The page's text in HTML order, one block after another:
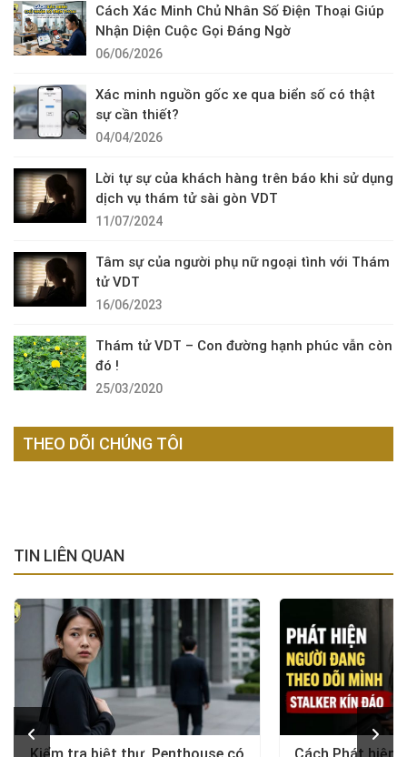
Cách Xác Minh Chủ Nhân Số Điện Thoại Giúp
Nhận Diện Cuộc Gọi Đáng Ngờ
06/06/2026
Xác minh nguồn gốc xe qua biển số có thật
sự cần thiết?
04/04/2026
Lời tự sự của khách hàng trên báo khi sử dụng
dịch vụ thám tử sài gòn VDT
11/07/2024
Tâm sự của người phụ nữ ngoại tình với Thám
tử VDT
16/06/2023
Thám tử VDT – Con đường hạnh phúc vẫn còn
đó !
25/03/2020
THEO DÕI CHÚNG TÔI
TIN LIÊN QUAN